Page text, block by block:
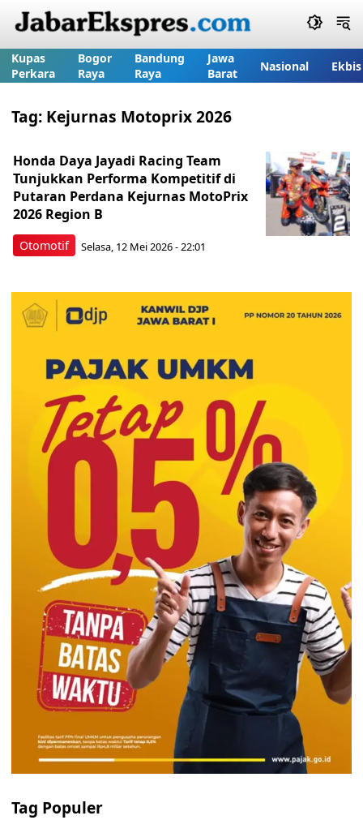
Kupas
Perkara
Bogor
Raya
Bandung
Raya
Jawa
Barat
Nasional Ekbis
Tag: Kejurnas Motoprix 2026
Otomotif
Honda Daya Jayadi Racing Team
Tunjukkan Performa Kompetitif di
Putaran Perdana Kejurnas MotoPrix
2026 Region B
Selasa, 12 Mei 2026 - 22:01
Tag Populer